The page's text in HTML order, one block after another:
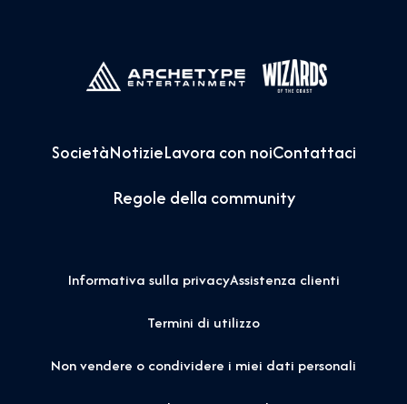
SocietàNotizieLavora con noiContattaci
Regole della community
Informativa sulla privacyAssistenza clienti
Termini di utilizzo
Non vendere o condividere i miei dati personali